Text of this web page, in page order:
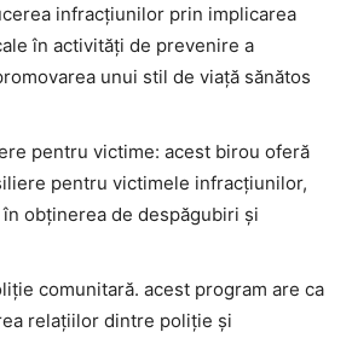
infracțiunilor prin implicarea
în activități de prevenire a
unui stil de viață sănătos
pentru victime: acest birou oferă
pentru victimele infracțiunilor,
obținerea de despăgubiri și
comunitară. acest program are ca
relațiilor dintre poliție și